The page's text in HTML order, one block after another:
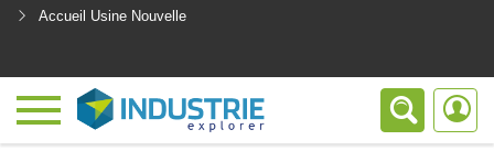
Accueil Usine Nouvelle